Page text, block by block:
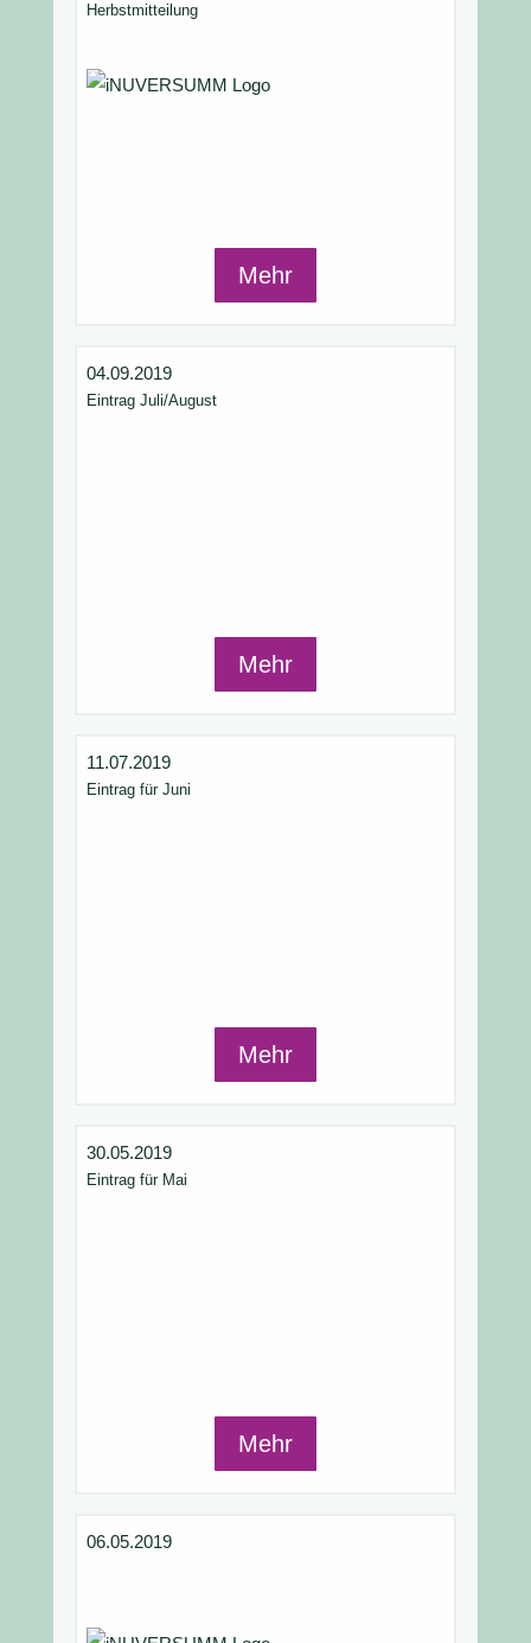
Herbstmitteilung
Mehr
04.09.2019
Eintrag Juli/August
Mehr
11.07.2019
Eintrag für Juni
Mehr
30.05.2019
Eintrag für Mai
Mehr
06.05.2019